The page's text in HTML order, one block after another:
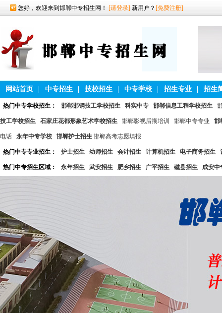
您好，欢迎来到邯郸中专招生网！ [请登录] 新用户？ [免费注册]
网站首页 中专招生 技校招生 中专学校 招生专业 招生
热门中专学校招生： 邯郸邯钢技工学校招生 科实中专 邯郸信息工程学校招生
技工学校招生 石家庄花都形象艺术学校招生 邯郸影视后期培训 邯郸中专专业 邯
电话 永年中专学校 邯郸护士招生 邯郸高考志愿填报
热门中专专业招生： 护士招生 幼师招生 会计招生 计算机招生 电子商务招生
热门中专招生区域： 永年招生 武安招生 肥乡招生 广平招生 磁县招生 成安中